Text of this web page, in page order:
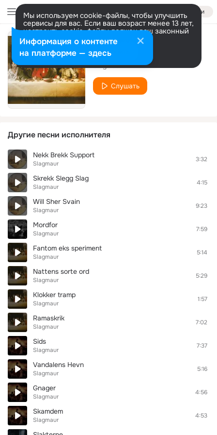
Войти
Мы используем cookie-файлы, чтобы улучшить
сервисы для вас. Если ваш возраст менее 13 лет,
настроить cookie-файлы должен ваш законный
представитель. Больше информации
Разрешить все Настроить
Lange knivers natt
Slagmaur
Слушать
Другие песни исполнителя
Nekk Brekk Support
Slagmaur
3:32
Skrekk Slegg Slag
Slagmaur
4:15
Will Sher Svain
Slagmaur
9:23
Mordfor
Slagmaur
7:59
Fantom eks speriment
Slagmaur
5:14
Nattens sorte ord
Slagmaur
5:29
Klokker tramp
Slagmaur
1:57
Ramaskrik
Slagmaur
7:02
Sids
Slagmaur
7:37
Vandalens Hevn
Slagmaur
5:16
Gnager
Slagmaur
4:56
Skamdem
Slagmaur
4:53
Информация о контенте
на платформе — здесь